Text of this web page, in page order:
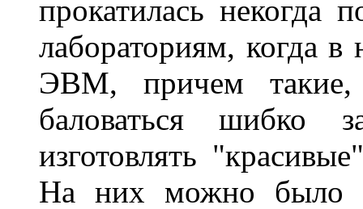
прокатилась
лабораториям, когда в
ЭВМ, причем
баловаться шибко
изготовлять
На них можно было